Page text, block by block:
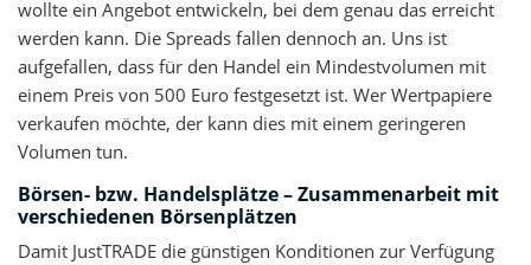
wollte ein Angebot entwickeln, bei dem genau das erreicht
werden kann. Die Spreads fallen dennoch an. Uns ist
aufgefallen, dass für den Handel ein Mindestvolumen mit
einem Preis von 500 Euro festgesetzt ist. Wer Wertpapiere
verkaufen möchte, der kann dies mit einem geringeren
Volumen tun.
Börsen- bzw. Handelsplätze – Zusammenarbeit mit
verschiedenen Börsenplätzen
Damit JustTRADE die günstigen Konditionen zur Verfügung